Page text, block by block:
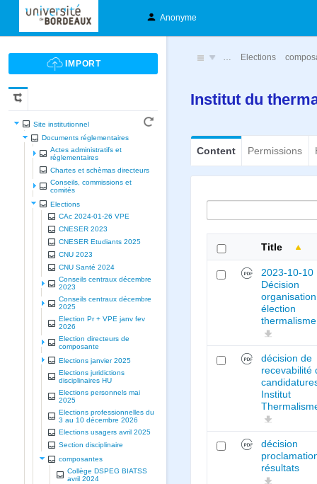
Anonyme
Site institutionnel
Documents réglementaires
Actes administratifs et
réglementaires
Chartes et schèmas directeurs
Conseils, commissions et
comités
Elections
CAc 2024-01-26 VPE
CNESER 2023
CNESER Etudiants 2025
CNU 2023
CNU Santé 2024
Conseils centraux décembre
2023
Conseils centraux décembre
2025
Election Pr + VPE janv fev
2026
Election directeurs de
composante
Elections janvier 2025
Elections juridictions
disciplinaires HU
Elections personnels mai
2025
Elections professionnelles du
3 au 10 décembre 2026
Elections usagers avril 2025
Section disciplinaire
composantes
Collège DSPEG BIATSS
avril 2024
… Elections
Institut du
Content Permissions
Title
2023-10-10
Décision
organisation
élection
thermalisme
décision de
recevabilité
Institut
décision
résultats